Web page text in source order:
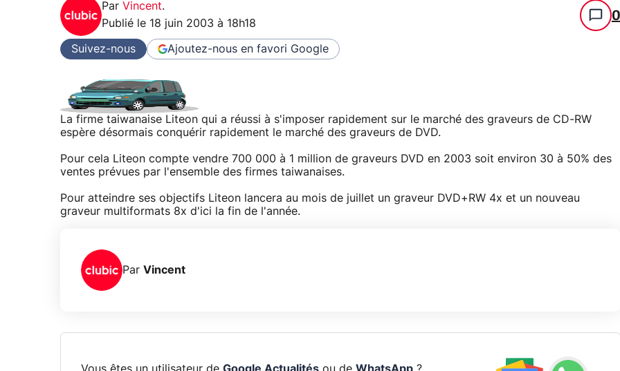
Par Vincent.
Publié le 18 juin 2003 à 18h18 0
Suivez-nous Ajoutez-nous en favori Google
La firme taiwanaise Liteon qui a réussi à s'imposer rapidement sur le marché des graveurs de CD-RW
espère désormais conquérir rapidement le marché des graveurs de DVD.
Pour cela Liteon compte vendre 700 000 à 1 million de graveurs DVD en 2003 soit environ 30 à 50% des
ventes prévues par l'ensemble des firmes taiwanaises.
Pour atteindre ses objectifs Liteon lancera au mois de juillet un graveur DVD+RW 4x et un nouveau
graveur multiformats 8x d'ici la fin de l'année.
Par Vincent